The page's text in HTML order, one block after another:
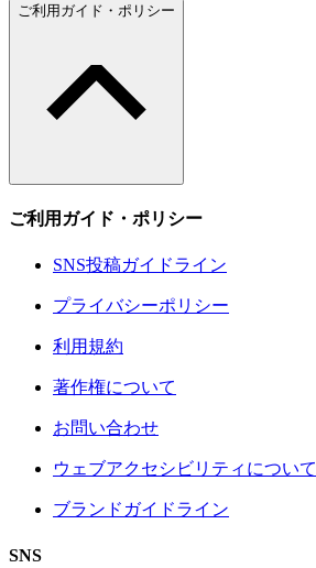
ご利用ガイド・ポリシー
ご利用ガイド・ポリシー
SNS投稿ガイドライン
プライバシーポリシー
利用規約
著作権について
お問い合わせ
ウェブアクセシビリティについて
ブランドガイドライン
SNS